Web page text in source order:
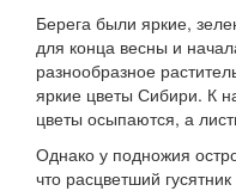
Берега были яркие,
для конца весны и
разнообразное
яркие цветы Сибири. К
цветы осыпаются, а
Однако у подножия
что расцветший